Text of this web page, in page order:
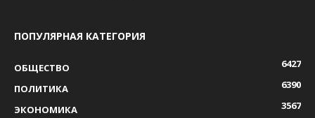
ПОПУЛЯРНАЯ КАТЕГОРИЯ
ОБЩЕСТВО
6427
ПОЛИТИКА
6390
ЭКОНОМИКА
3567